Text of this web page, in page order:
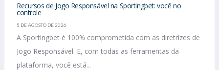
Recursos de Jogo Responsável na Sportingbet: você no
controle
5 DE AGOSTO DE 2026
A Sportingbet é 100% comprometida com as diretrizes de
Jogo Responsável. E, com todas as ferramentas da
plataforma, você está...